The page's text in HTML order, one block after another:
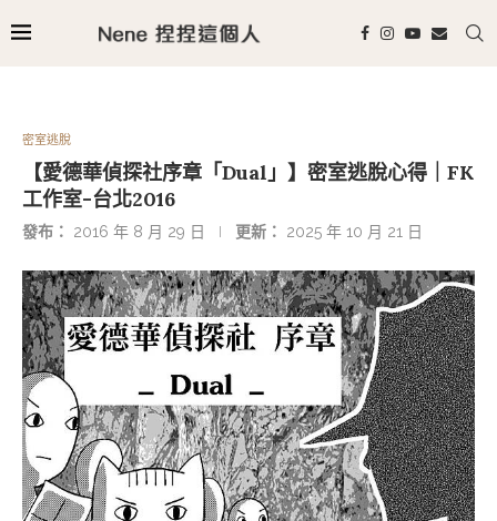
密室逃脫
【愛德華偵探社序章「Dual」】密室逃脫心得｜FK
工作室-台北2016
發布： 2016 年 8 月 29 日 更新： 2025 年 10 月 21 日